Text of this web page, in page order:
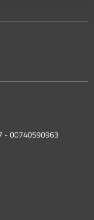
- 00740590963